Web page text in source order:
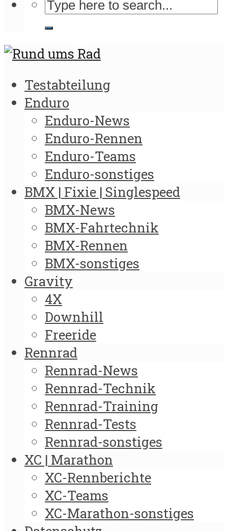
Testabteilung
Enduro
Enduro-News
Enduro-Rennen
Enduro-Teams
Enduro-sonstiges
BMX | Fixie | Singlespeed
BMX-News
BMX-Fahrtechnik
BMX-Rennen
BMX-sonstiges
Gravity
4X
Downhill
Freeride
Rennrad
Rennrad-News
Rennrad-Technik
Rennrad-Training
Rennrad-Tests
Rennrad-sonstiges
XC | Marathon
XC-Rennberichte
XC-Teams
XC-Marathon-sonstiges